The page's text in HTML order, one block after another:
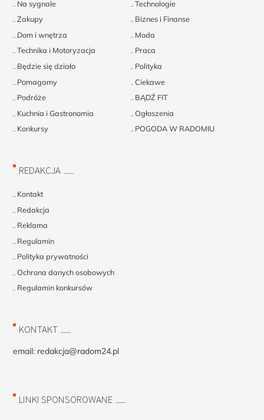
Na sygnale
Technologie
Zakupy
Biznes i Finanse
Dom i wnętrza
Moda
Technika i Motoryzacja
Praca
Będzie się działo
Polityka
Pomagamy
Ciekawe
Podróże
BĄDŹ FIT
Kuchnia i Gastronomia
Ogłoszenia
Konkursy
POGODA W RADOMIU
REDAKCJA
Kontakt
Redakcja
Reklama
Regulamin
Polityka prywatności
Ochrona danych osobowych
Regulamin konkursów
KONTAKT
email: redakcja@radom24.pl
LINKI SPONSOROWANE